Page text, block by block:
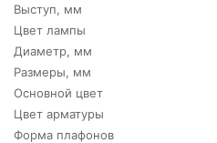
Выступ, мм
Цвет лампы
Диаметр, мм
Размеры, мм
Основной цвет
Цвет арматуры
Форма плафонов